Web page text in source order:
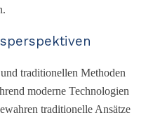
traditionellen Methoden
moderne Technologien
traditionelle Ansätze